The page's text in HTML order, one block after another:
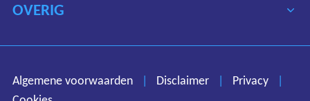
Disclaimer
Privacy
OVERIG
Algemene voorwaarden | Disclaimer | Privacy
|